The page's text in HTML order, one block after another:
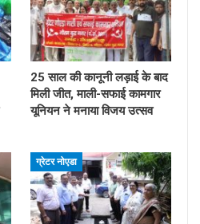
25 साल की कानूनी लड़ाई के बाद
मिली जीत, माली-सफाई कामगार
यूनियन ने मनाया विजय उत्सव
ग्रेटर नोएडा